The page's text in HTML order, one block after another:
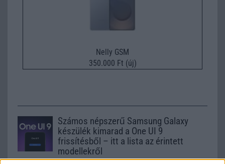
Nelly GSM
350.000 Ft (új)
Számos népszerű Samsung Galaxy
készülék kimarad a One UI 9
frissítésből – itt a lista az érintett
modellekről